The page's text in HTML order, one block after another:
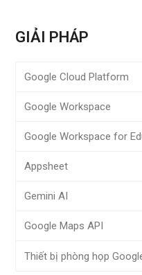
GIẢI PHÁP
Google Cloud Platform
Google Workspace
Google Workspace for
Appsheet
Gemini AI
Google Maps API
Thiết bị phòng họp